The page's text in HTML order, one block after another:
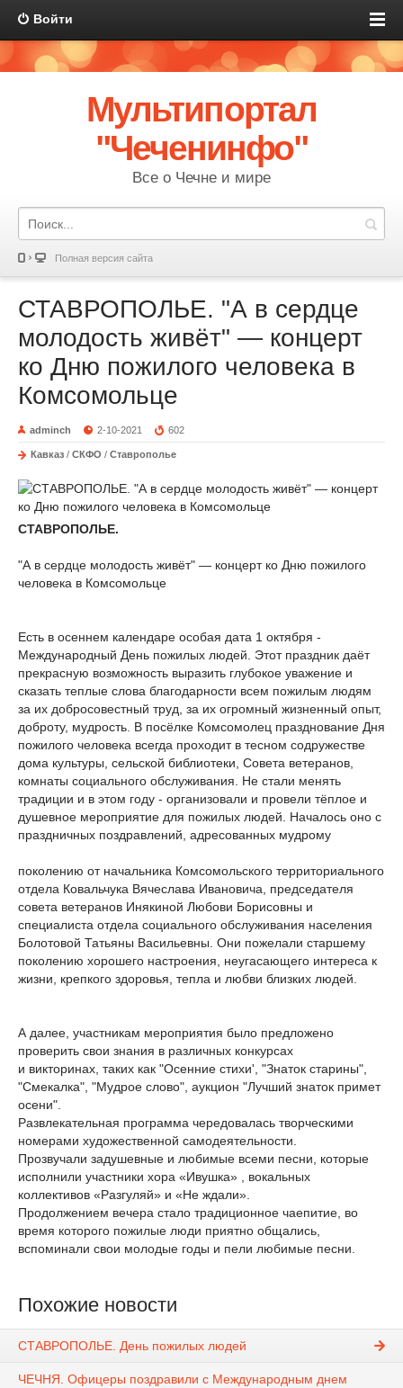
Войти
Мультипортал
"Чеченинфо"
Все о Чечне и мире
Полная версия сайта
СТАВРОПОЛЬЕ. "А в сердце
молодость живёт" — концерт
ко Дню пожилого человека в
Комсомольце
adminch 2-10-2021 602
Кавказ / СКФО / Ставрополье
СТАВРОПОЛЬЕ.
"А в сердце молодость живёт" — концерт ко Дню пожилого
человека в Комсомольце
Есть в осеннем календаре особая дата 1 октября -
Международный День пожилых людей. Этот праздник даёт
прекрасную возможность выразить глубокое уважение и
сказать теплые слова благодарности всем пожилым людям
за их добросовестный труд, за их огромный жизненный опыт,
доброту, мудрость. В посёлке Комсомолец празднование Дня
пожилого человека всегда проходит в тесном содружестве
дома культуры, сельской библиотеки, Совета ветеранов,
комнаты социального обслуживания. Не стали менять
традиции и в этом году - организовали и провели тёплое и
душевное мероприятие для пожилых людей. Началось оно с
праздничных поздравлений, адресованных мудрому
поколению от начальника Комсомольского территориального
отдела Ковальчука Вячеслава Ивановича, председателя
совета ветеранов Инякиной Любови Борисовны и
специалиста отдела социального обслуживания населения
Болотовой Татьяны Васильевны. Они пожелали старшему
поколению хорошего настроения, неугасающего интереса к
жизни, крепкого здоровья, тепла и любви близких людей.
А далее, участникам мероприятия было предложено
проверить свои знания в различных конкурсах
и викторинах, таких как "Осенние стихи', "Знаток старины",
"Смекалка", "Мудрое слово", аукцион "Лучший знаток примет
осени".
Развлекательная программа чередовалась творческими
номерами художественной самодеятельности.
Прозвучали задушевные и любимые всеми песни, которые
исполнили участники хора «Ивушка» , вокальных
коллективов «Разгуляй» и «Не ждали».
Продолжением вечера стало традиционное чаепитие, во
время которого пожилые люди приятно общались,
вспоминали свои молодые годы и пели любимые песни.
Похожие новости
СТАВРОПОЛЬЕ. День пожилых людей
ЧЕЧНЯ. Офицеры поздравили с Международным днем